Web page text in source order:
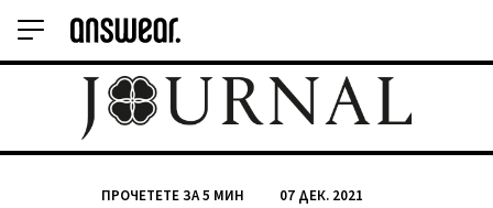
ПРОЧЕТЕТЕ ЗА5 МИН 07 ДЕК. 2021